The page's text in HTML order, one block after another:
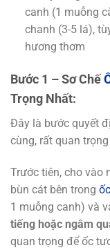
canh (1 muỗng
chanh (3-5 lá),
hương thơm
Bước 1 – Sơ Chế
Trọng Nhất:
Đây là bước quyết
cùng, rất quan
Trước tiên, cho vào
bùn cát bên trong ốc
1 muỗng canh) và
tiếng hoặc ngâm
quan trọng để ốc